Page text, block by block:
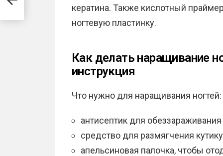
кератина. Также кислотный
ногтевую пластинку.
Как делать наращивание
инструкция
Что нужно для наращивания ногтей:
антисептик для обеззараживания
средство для размягчения
апельсиновая палочка, чтобы